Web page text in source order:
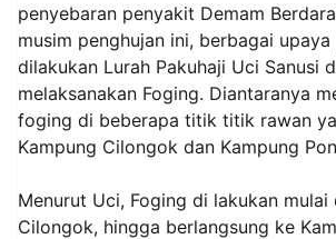
penyebaran penyakit Demam
musim penghujan ini, berbagai
dilakukan Lurah Pakuhaji Uci Sanusi
melaksanakan Foging. Diantaranya
foging di beberapa titik titik rawan
Kampung Cilongok dan Kampung
Menurut Uci, Foging di lakukan mulai
Cilongok, hingga berlangsung ke